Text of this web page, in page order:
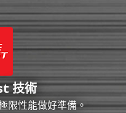
技術
限性能做好準備。